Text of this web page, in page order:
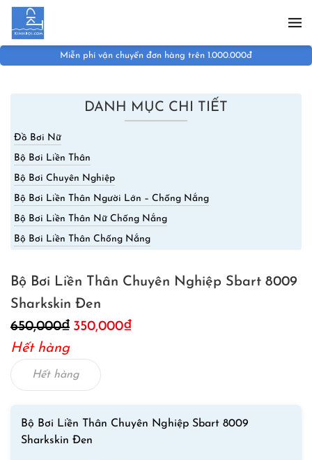
Skip to main content
Đổi hàng đổi size trong 07 ngày
DANH MỤC CHI TIẾT
Đồ Bơi Nữ
Bộ Bơi Liền Thân
Bộ Bơi Chuyên Nghiệp
Bộ Bơi Liền Thân Người Lớn – Chống Nắng
Bộ Bơi Liền Thân Nữ Chống Nắng
Bộ Bơi Liền Thân Chống Nắng
Bộ Bơi Liền Thân Chuyên Nghiệp Sbart 8009
Sharkskin Đen
650,000₫ Giá
là:
650,000₫.
350,000₫Giá
Hết hàng
Hết hàng
Bộ Bơi Liền Thân Chuyên Nghiệp Sbart 8009
Sharkskin Đen